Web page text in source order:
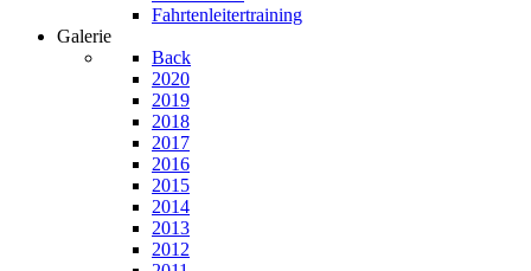
Fahrtenleitertraining
Galerie
Back
2020
2019
2018
2017
2016
2015
2014
2013
2012